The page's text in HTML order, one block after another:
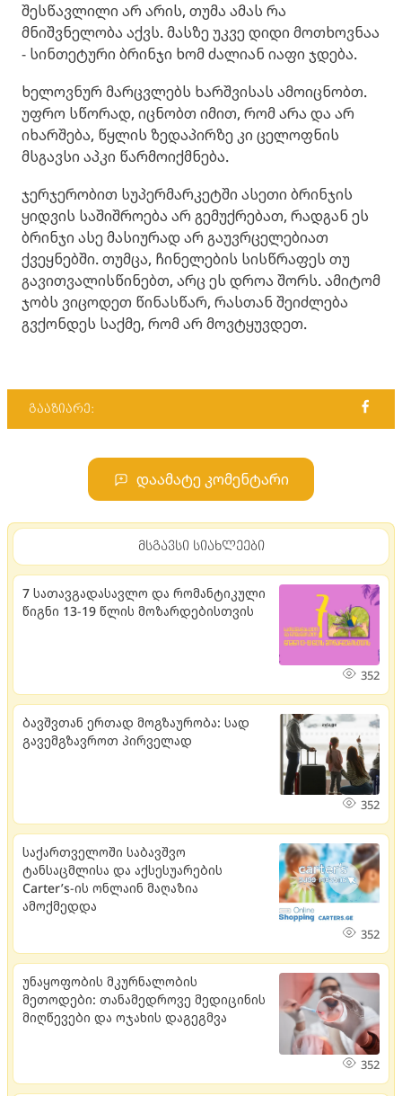
შესწავლილი არ არის, თუმა ამას რა
მნიშვნელობა აქვს. მასზე უკვე დიდი მოთხოვნაა
- სინთეტური ბრინჯი ხომ ძალიან იაფი ჯდება.
ხელოვნურ მარცვლებს ხარშვისას ამოიცნობთ.
უფრო სწორად, იცნობთ იმით, რომ არა და არ
იხარშება, წყლის ზედაპირზე კი ცელოფნის
მსგავსი აპკი წარმოიქმნება.
ჯერჯერობით სუპერმარკეტში ასეთი ბრინჯის
ყიდვის საშიშროება არ გემუქრებათ, რადგან ეს
ბრინჯი ასე მასიურად არ გაუვრცელებიათ
ქვეყნებში. თუმცა, ჩინელების სისწრაფეს თუ
გავითვალისწინებთ, არც ეს დროა შორს. ამიტომ
ჯობს ვიცოდეთ წინასწარ, რასთან შეიძლება
გვქონდეს საქმე, რომ არ მოვტყუვდეთ.
გააზიარე:
დაამატე კომენტარი
მსგავსი სიახლეები
7 სათავგადასავლო და რომანტიკული
წიგნი 13-19 წლის მოზარდებისთვის
352
ბავშვთან ერთად მოგზაურობა: სად
გავემგზავროთ პირველად
352
საქართველოში საბავშვო
ტანსაცმლისა და აქსესუარების
Carter’s-ის ონლაინ მაღაზია
ამოქმედდა
352
უნაყოფობის მკურნალობის
მეთოდები: თანამედროვე მედიცინის
მიღწევები და ოჯახის დაგეგმვა
352